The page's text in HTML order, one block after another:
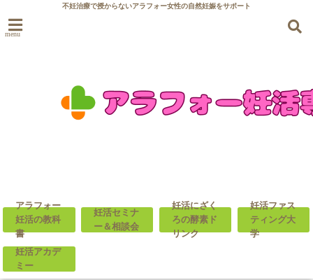
不妊治療で授からないアラフォー女性の自然妊娠をサポート
menu
アラフォー
妊活の教科
書
妊活セミナ
ー＆相談会
妊活にざく
ろの酵素ド
リンク
妊活ファス
ティング大
学
妊活アカデ
ミー